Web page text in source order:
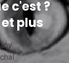
c'est ?
plus